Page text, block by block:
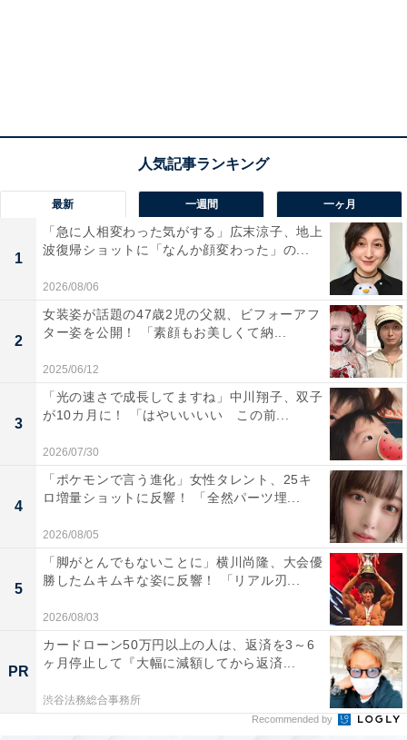
最新 一週間 一ヶ月
1
「急に人相変わった気がする」広末涼子、地上
波復帰ショットに「なんか顔変わった」の...
2026/08/06
2
女装姿が話題の47歳2児の父親、ビフォーアフ
ター姿を公開！ 「素顔もお美しくて納...
2025/06/12
3
「光の速さで成長してますね」中川翔子、双子
が10カ月に！ 「はやいいいい この前...
2026/07/30
4
「ポケモンで言う進化」女性タレント、25キ
ロ増量ショットに反響！ 「全然パーツ埋...
2026/08/05
5
「脚がとんでもないことに」横川尚隆、大会優
勝したムキムキな姿に反響！ 「リアル刃...
2026/08/03
PR
カードローン50万円以上の人は、返済を3～6
ヶ月停止して『大幅に減額してから返済...
渋谷法務総合事務所
Recommended by